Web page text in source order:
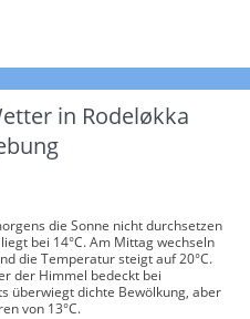
in Rodeløkka
die Sonne nicht durchsetzen
bei 14°C. Am Mittag wechseln
die Temperatur steigt auf 20°C.
der Himmel bedeckt bei
überwiegt dichte Bewölkung, aber
von 13°C.